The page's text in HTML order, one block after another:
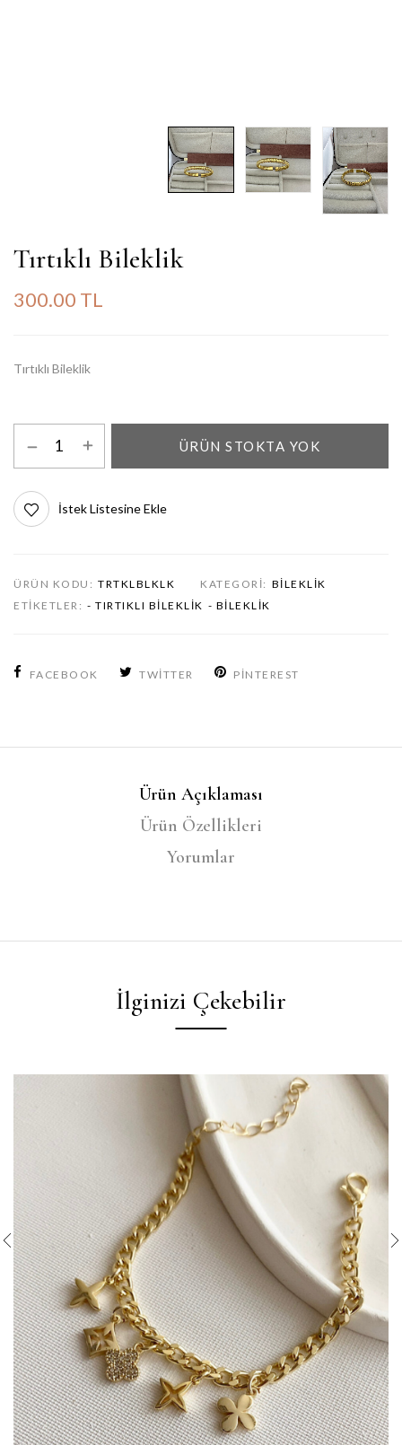
Tırtıklı Bileklik
300.00 TL
Tırtıklı Bileklik
ÜRÜN STOKTA YOK
İstek Listesine Ekle
ÜRÜN KODU: TRTKLBLKLK KATEGORI: BILEKLIK
ETIKETLER: - TIRTIKLI BILEKLIK - BILEKLIK
FACEBOOK TWITTER PINTEREST
Ürün Açıklaması
Ürün Özellikleri
Yorumlar
İlginizi Çekebilir